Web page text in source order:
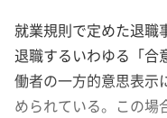
就業規則で定めた退職
退職するいわゆる「合
働者の一方的意思表示
められている。この場